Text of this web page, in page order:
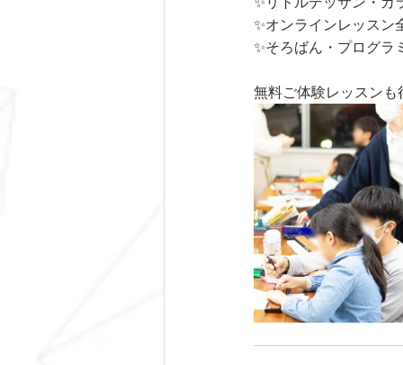
✨オンラインレッスン
✨そろばん・プログラ
無料ご体験レッスンも